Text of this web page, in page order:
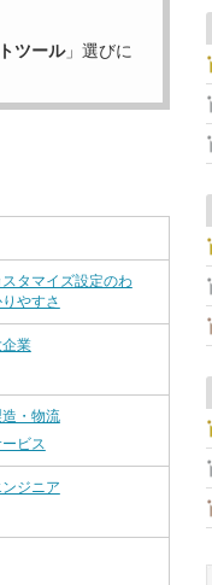
ツール」選びに
スタマイズ設定のわ
やすさ
業
・物流
ビス
ジニア